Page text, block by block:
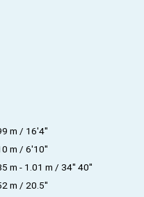
m / 16'4''
m / 6'10''
m - 1.01 m / 34'' 40''
m / 20.5''